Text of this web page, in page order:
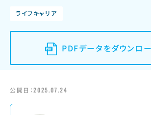
ライフキャリア
PDFデータをダウンロ
公開日：2025.07.24